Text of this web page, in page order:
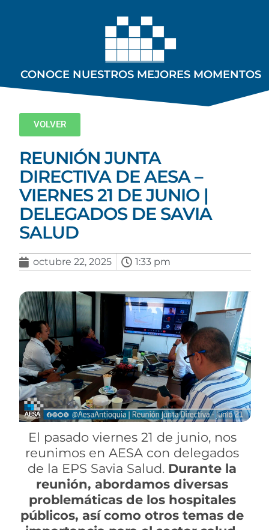
CONOCE NUESTROS MEJORES MOMENTOS
VOLVER
REUNIÓN JUNTA
DIRECTIVA DE AESA –
VIERNES 21 DE JUNIO |
DELEGADOS DE SAVIA
SALUD
octubre 22, 2025 1:33 pm
El pasado viernes 21 de junio, nos
reunimos en AESA con delegados
de la EPS Savia Salud. Durante la
reunión, abordamos diversas
problemáticas de los hospitales
públicos, así como otros temas de